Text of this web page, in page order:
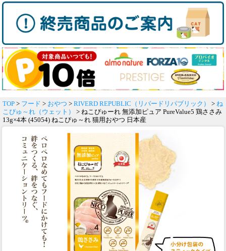
TOP > フード > おやつ > RIVERD REPUBLIC（リバードリパブリック） > ね
こぴゅ～れ（ウェット）
> ねこぴゅーれ 無添加ピュア PureValue5 鶏ささみ
13g×4本 (45054) ねこぴゅ～れ 猫用おやつ 日本産